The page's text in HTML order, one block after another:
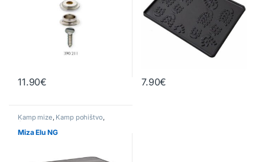
11.90€ 7.90€
Kamp mize, Kamp pohištvo,
Ostalo
Miza Elu NG